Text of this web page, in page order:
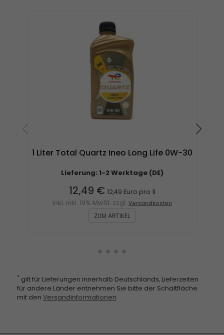
1 Liter Total Quartz Ineo Long Life 0W-30
Lieferung: 1-2 Werktage (DE)
12,49 € 12,49 Euro pro 1l
inkl. inkl. 19% MwSt. zzgl. Versandkosten
ZUM ARTIKEL
* gilt für Lieferungen innerhalb Deutschlands, Lieferzeiten
für andere Länder entnehmen Sie bitte der Schaltfläche
mit den Versandinformationen